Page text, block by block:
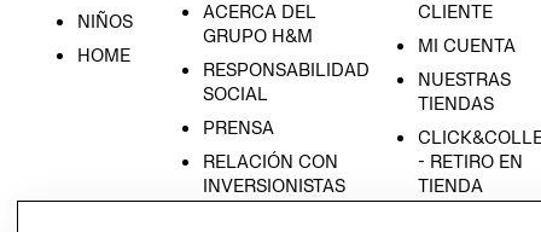
NIÑOS
HOME
ACERCA DEL
GRUPO H&M
RESPONSABILIDAD
SOCIAL
PRENSA
RELACIÓN CON
INVERSIONISTAS
CLIENTE
MI CUENTA
NUESTRAS
TIENDAS
- RETIRO EN
TIENDA